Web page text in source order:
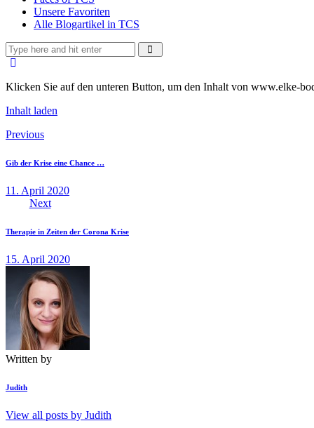
Unsere Favoriten
Alle Blogartikel in TCS
Klicken Sie auf den unteren Button, um den Inhalt von www.elke-
Inhalt laden
Beitragsnavigation
Previous
Gib der Krise eine Chance …
11. April 2020
Next
Therapie in Zeiten der Corona Krise
15. April 2020
Written by
Judith
View all posts by Judith